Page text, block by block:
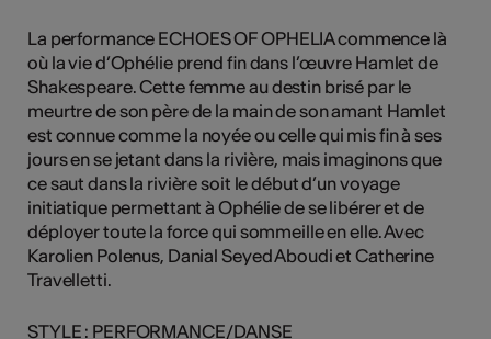
La performance ECHOES OF OPHELIA commence là
où la vie d’Ophélie prend fin dans l’œuvre Hamlet de
Shakespeare. Cette femme au destin brisé par le
meurtre de son père de la main de son amant Hamlet
est connue comme la noyée ou celle qui mis fin à ses
jours en se jetant dans la rivière, mais imaginons que
ce saut dans la rivière soit le début d’un voyage
initiatique permettant à Ophélie de se libérer et de
déployer toute la force qui sommeille en elle. Avec
Karolien Polenus, Danial Seyed Aboudi et Catherine
Travelletti.
STYLE : PERFORMANCE/DANSE